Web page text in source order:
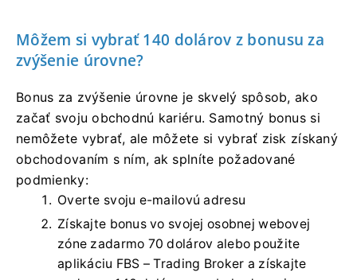
Môžem si vybrať 140 dolárov z bonusu za
zvýšenie úrovne?
Bonus za zvýšenie úrovne je skvelý spôsob, ako
začať svoju obchodnú kariéru. Samotný bonus si
nemôžete vybrať, ale môžete si vybrať zisk získaný
obchodovaním s ním, ak splníte požadované
podmienky:
Overte svoju e-mailovú adresu
Získajte bonus vo svojej osobnej webovej
zóne zadarmo 70 dolárov alebo použite
aplikáciu FBS – Trading Broker a získajte